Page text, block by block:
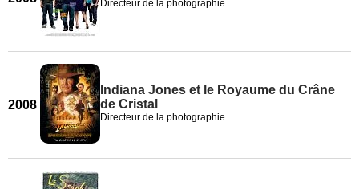
Directeur de la photographie
2008
Indiana Jones et le Royaume du Crâne
de Cristal
Directeur de la photographie